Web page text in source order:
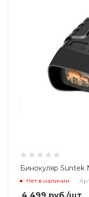
Бинокуляр Suntek
Нет в наличии